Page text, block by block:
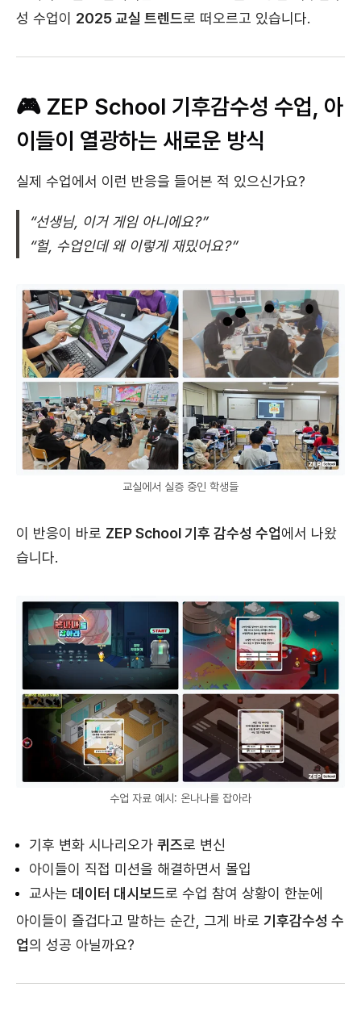
성 수업이 2025 교실 트렌드로 떠오르고 있습니다.
🎮 ZEP School 기후감수성 수업, 아
이들이 열광하는 새로운 방식
실제 수업에서 이런 반응을 들어본 적 있으신가요?
“선생님, 이거 게임 아니에요?”
“헐, 수업인데 왜 이렇게 재밌어요?”
교실에서 실증 중인 학생들
이 반응이 바로 ZEP School 기후 감수성 수업에서 나왔
습니다.
수업 자료 예시: 온나나를 잡아라
기후 변화 시나리오가 퀴즈로 변신
아이들이 직접 미션을 해결하면서 몰입
교사는 데이터 대시보드로 수업 참여 상황이 한눈에
아이들이 즐겁다고 말하는 순간, 그게 바로 기후감수성 수
업의 성공 아닐까요?